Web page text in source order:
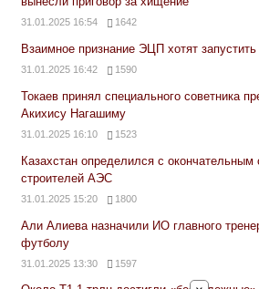
31.01.2025 16:54 1642
Взаимное признание ЭЦП хотят
31.01.2025 16:42 1590
Токаев принял специального советника
Акихису Нагашиму
31.01.2025 16:10 1523
Казахстан определился с окончательным
строителей АЭС
31.01.2025 15:20 1800
Али Алиева назначили ИО главного
футболу
31.01.2025 13:30 1597